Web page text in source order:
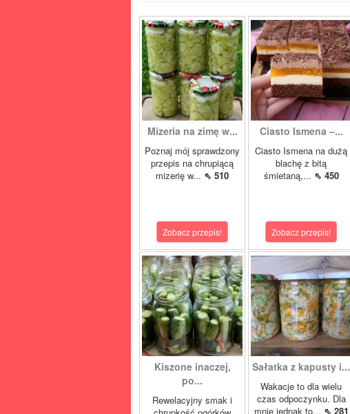
Mizeria na zimę w...
Poznaj mój sprawdzony
przepis na chrupiącą
mizerię w... ⇖ 510
Zobacz przepis!
Ciasto Ismena –...
Ciasto Ismena na dużą
blachę z bitą
śmietaną,... ⇖ 450
Zobacz przepis!
Kiszone inaczej,
po...
Rewelacyjny smak i
Sałatka z kapusty i...
Wakacje to dla wielu
czas odpoczynku. Dla
mnie jednak to... ⇖ 281